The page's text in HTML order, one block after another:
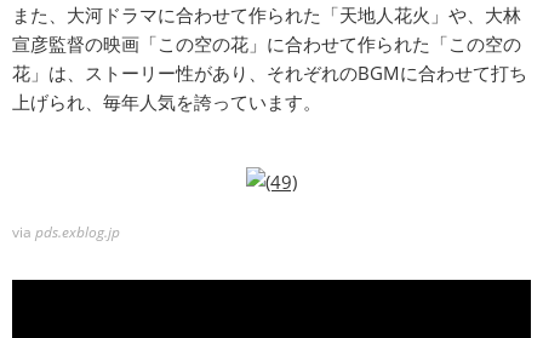
また、大河ドラマに合わせて作られた「天地人花火」や、大林
宣彦監督の映画「この空の花」に合わせて作られた「この空の
花」は、ストーリー性があり、それぞれのBGMに合わせて打ち
上げられ、毎年人気を誇っています。
via pds.exblog.jp